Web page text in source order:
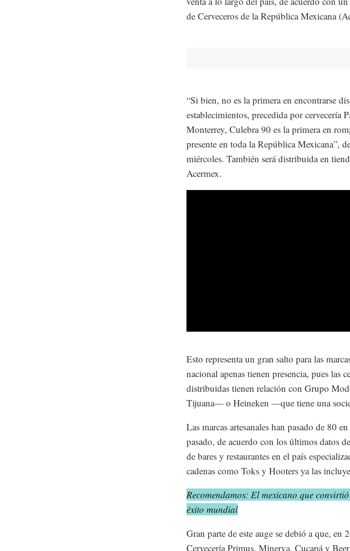
de Cerveceros de la República Mexicana
“Si bien, no es la primera en encontrarse
establecimientos, precedida por cervecería
Monterrey, Culebra 90 es la primera en
presente en toda la República Mexicana”,
miércoles. También será distribuida en
Acermex.
Esto representa un gran salto para las
nacional apenas tienen presencia, pues las
distribuidas tienen relación con Grupo
Tijuana— o Heineken —que tiene una
Las marcas artesanales han pasado de 80
pasado, de acuerdo con los últimos datos
de bares y restaurantes en el país
cadenas como Toks y Hooters ya las
Recomendamos: El mexicano que
éxito mundial
Gran parte de este auge se debió a que, en
Cervecería Primus, Minerva, Cucapá y